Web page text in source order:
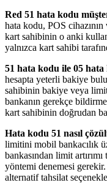
Red 51 hata kodu
hata kodu, POS
kart sahibinin o anki
yalnızca kart sahibi
51 hata kodu ile 05
hesapta yeterli bakiye
sahibinin bakiye veya
bankanın gerekçe
kart sahibinin doğrudan
Hata kodu 51 nasıl
limitini mobil bankacılık
bankasından limit
yöntemi denemesi
alternatif tahsilat